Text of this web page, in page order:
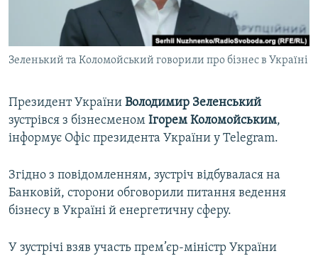
ВІДЕОУРОКИ «ELIFBE»
СВІДЧЕННЯ ОКУПАЦІЇ
УКРАЇНСЬКА ПРОБЛЕМА КРИМУ
Qırımtatar
Зеленький та Коломойський говорили про бізнес в Україні
Президент України Володимир Зеленський
зустрівся з бізнесменом Ігорем Коломойським,
інформує Офіс президента України у Telegram.
Згідно з повідомленням, зустріч відбувалася на
Банковій, сторони обговорили питання ведення
бізнесу в Україні й енергетичну сферу.
У зустрічі взяв участь прем’єр-міністр України